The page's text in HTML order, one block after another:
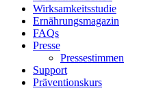
Wirksamkeitsstudie
Ernährungsmagazin
FAQs
Presse
Pressestimmen
Support
Präventionskurs